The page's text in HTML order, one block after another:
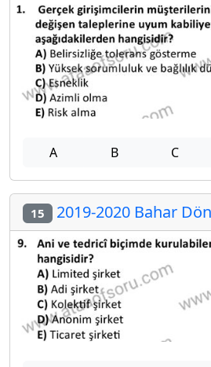
A B C
15 2019-2020 Bahar